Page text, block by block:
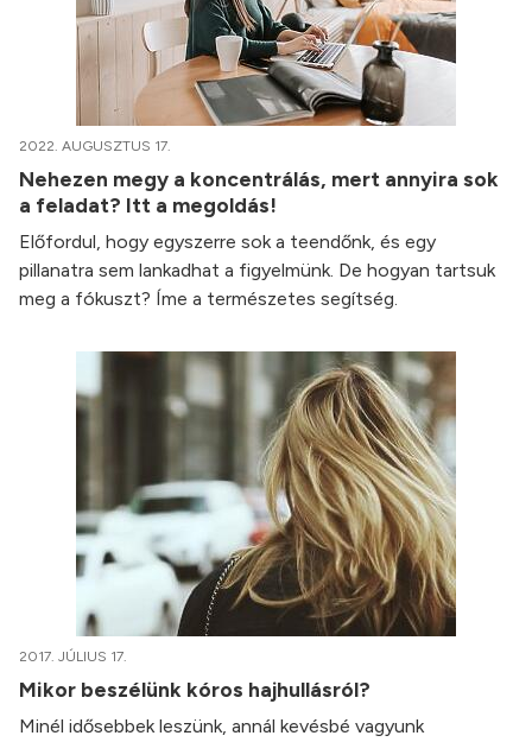
2022. AUGUSZTUS 17.
Nehezen megy a koncentrálás, mert annyira sok
a feladat? Itt a megoldás!
Előfordul, hogy egyszerre sok a teendőnk, és egy
pillanatra sem lankadhat a figyelmünk. De hogyan tartsuk
meg a fókuszt? Íme a természetes segítség.
2017. JÚLIUS 17.
Mikor beszélünk kóros hajhullásról?
Minél idősebbek leszünk, annál kevésbé vagyunk